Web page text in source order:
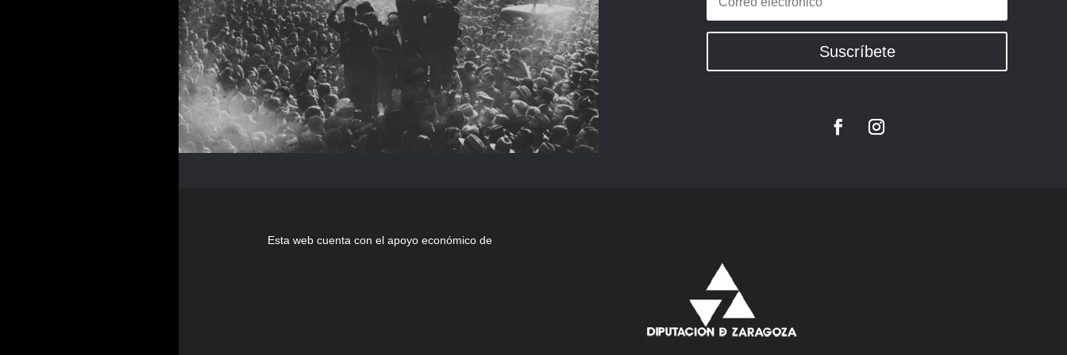
Suscríbete
Esta web cuenta con el apoyo económico de